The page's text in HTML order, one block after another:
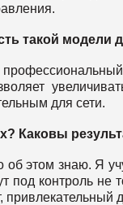
такой
для сети.
Каковы
об этом знаю. Я
под контроль